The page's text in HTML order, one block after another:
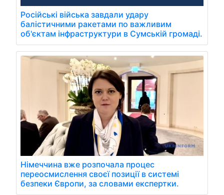
Російські війська завдали удару
балістичними ракетами по важливим
об'єктам інфраструктури в Сумській громаді.
Німеччина вже розпочала процес
переосмислення своєї позиції в системі
безпеки Європи, за словами експертки.